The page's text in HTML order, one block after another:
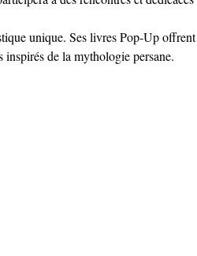
unique. Ses livres Pop-Up offrent
de la mythologie persane.